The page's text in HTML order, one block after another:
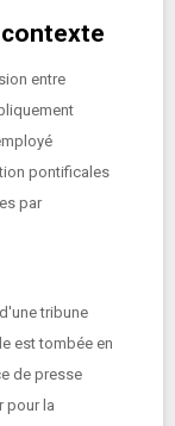
entre
pontificales
par
tribune
est tombée en
de presse
pour la